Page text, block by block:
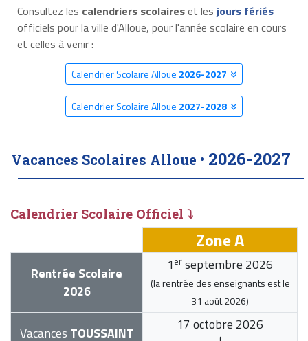
Consultez les calendriers scolaireset les jours fériés
officiels pour la ville d'Alloue, pour l'année scolaire en cours
et celles à venir :
Calendrier Scolaire Alloue 2026-2027
Calendrier Scolaire Alloue 2027-2028
Vacances Scolaires Alloue • 2026-2027
Calendrier Scolaire Officiel ⤵
Zone A
Rentrée Scolaire
2026
1 er septembre 2026
(la rentrée des enseignants est le
31 août 2026)
Vacances TOUSSAINT 17 octobre 2026